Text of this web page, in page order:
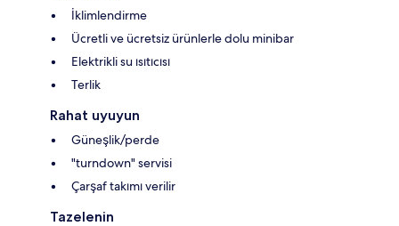
İklimlendirme
Ücretli ve ücretsiz ürünlerle dolu minibar
Elektrikli su ısıtıcısı
Terlik
Rahat uyuyun
Güneşlik/perde
"turndown" servisi
Çarşaf takımı verilir
Tazelenin